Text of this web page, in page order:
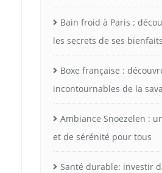
Bain froid à Paris :
les secrets de ses bienfaits
Boxe française :
incontournables de la
Ambiance Snoezelen :
et de sérénité pour tous
Santé durable: investir